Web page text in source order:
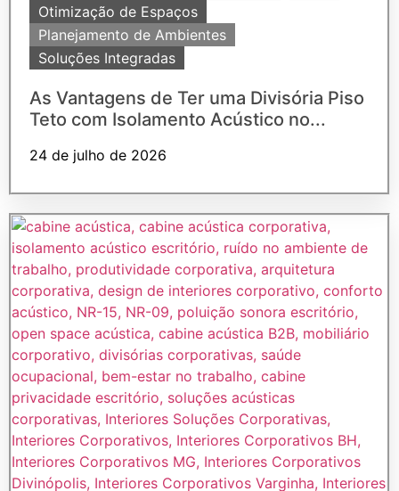
Otimização de Espaços
Planejamento de Ambientes
Soluções Integradas
As Vantagens de Ter uma Divisória Piso
Teto com Isolamento Acústico no...
24 de julho de 2026